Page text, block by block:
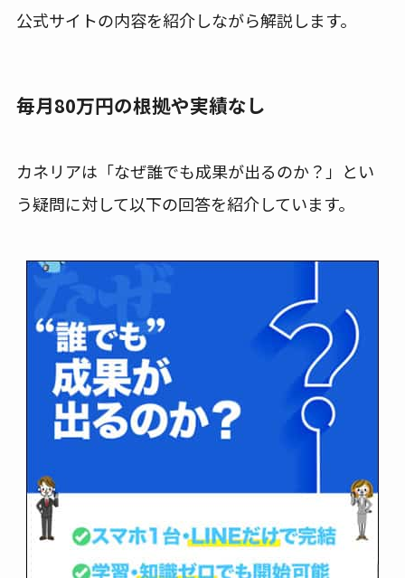
公式サイトの内容を紹介しながら解説します。
毎月80万円の根拠や実績なし
カネリアは「なぜ誰でも成果が出るのか？」とい
う疑問に対して以下の回答を紹介しています。